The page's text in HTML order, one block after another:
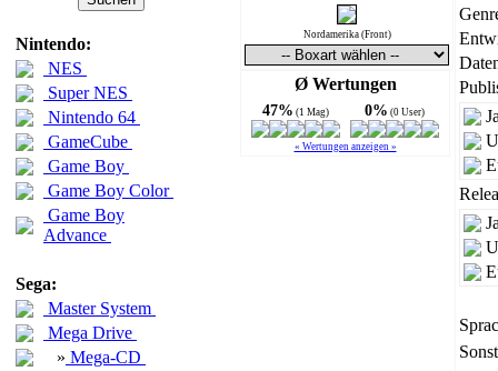
Nintendo:
NES
Super NES
Nintendo 64
GameCube
Game Boy
Game Boy Color
Game Boy
Advance
Sega:
Master System
Mega Drive
» Mega-CD
Nordamerika (Front)
Ø Wertungen
47% (1 Mag) 0% (0 User)
« Wertungen anzeigen »